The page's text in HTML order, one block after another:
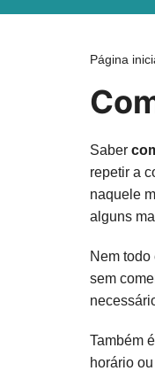
Página
Saber
repetir a
naquele
alguns
Nem
sem
Também
horário